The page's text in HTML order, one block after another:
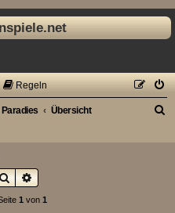
Regeln
Paradies
Übersicht
SucheErweiterte Suche
1 von 1